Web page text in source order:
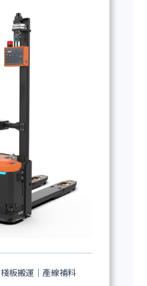
板搬運｜產線補料